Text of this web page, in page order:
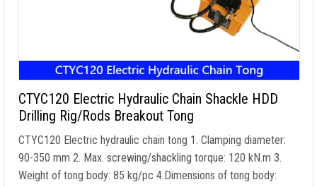
CTYC120 Electric Hydraulic Chain Shackle HDD
Drilling Rig/Rods Breakout Tong
CTYC120 Electric hydraulic chain tong 1. Clamping diameter:
90-350 mm 2. Max. screwing/shackling torque: 120 kN.m 3.
Weight of tong body: 85 kg/pc 4.Dimensions of tong body: